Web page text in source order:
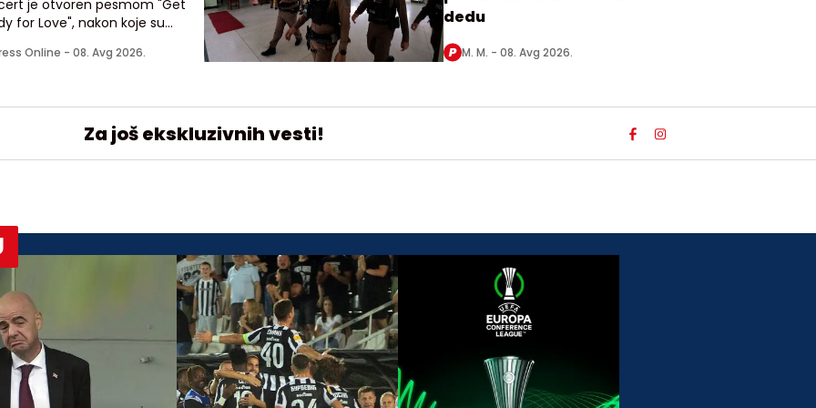
je otvoren pesmom "Get
for Love", nakon koje su
"From Her to Eternity", "Train
Suffering" i naslovna numera
Online - 08. Avg 2026.
dedu
M. M. - 08. Avg 2026.
Za još ekskluzivnih vesti!